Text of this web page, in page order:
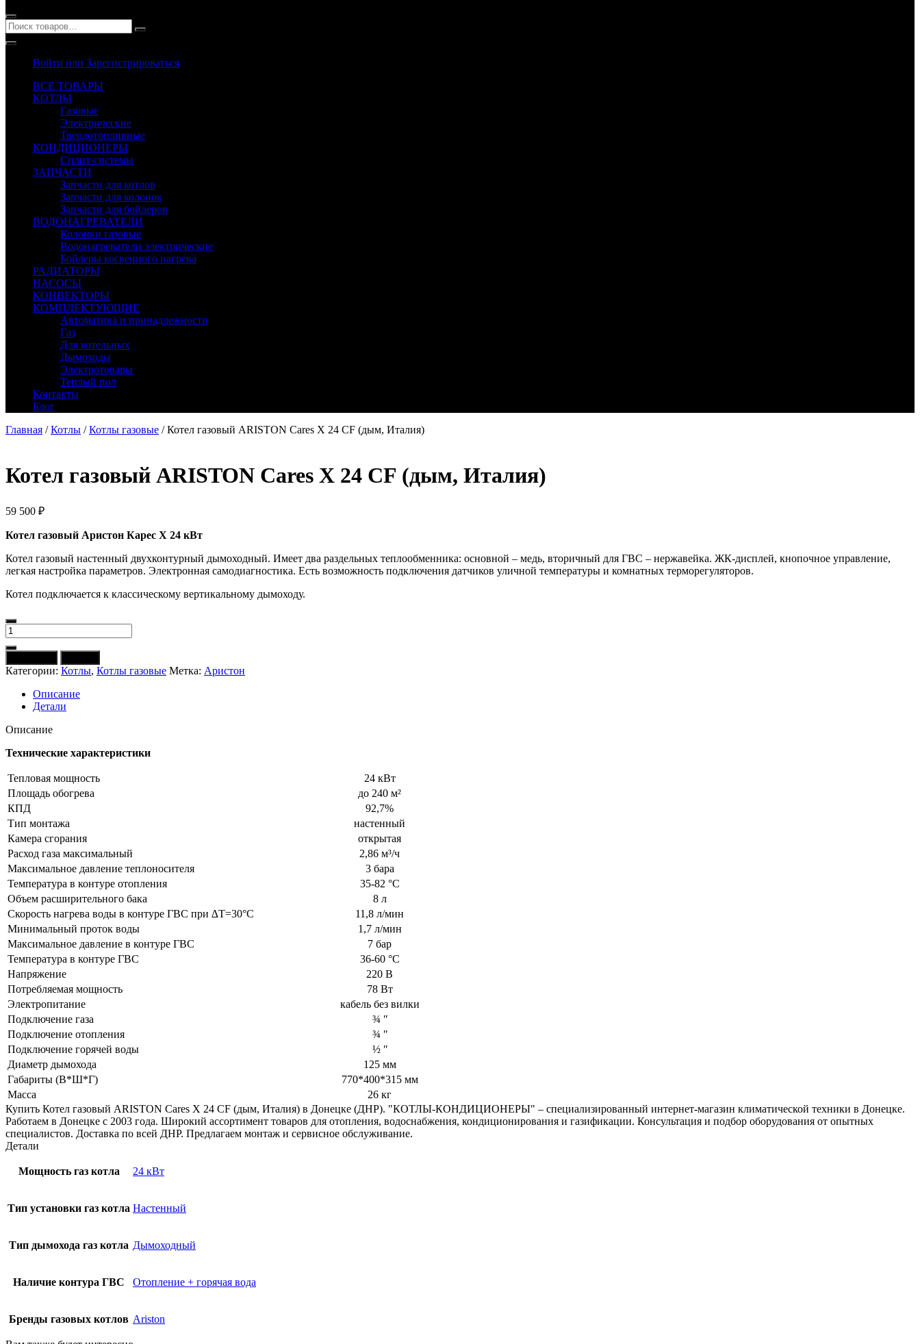
Войти или Зарегистрироваться
ВСЕ ТОВАРЫ
КОТЛЫ
Газовые
Электрические
Твердотопливные
КОНДИЦИОНЕРЫ
Сплит-системы
ЗАПЧАСТИ
Запчасти для котлов
Запчасти для колонок
Запчасти для бойлеров
ВОДОНАГРЕВАТЕЛИ
Колонки газовые
Водонагреватели электрические
Бойлеры косвенного нагрева
РАДИАТОРЫ
НАСОСЫ
КОНВЕКТОРЫ
КОМПЛЕКТУЮЩИЕ
Автоматика и принадлежности
Газ
Для котельных
Дымоходы
Электротовары
Теплый пол
Контакты
Блог
Главная /Котлы /Котлы газовые / Котел газовый ARISTON Cares X 24 CF (дым, Италия)
Котел газовый ARISTON Cares X 24 CF (дым, Италия)
59 500 ₽
Котел газовый Аристон Карес Х 24 кВт
Котел газовый настенный двухконтурный дымоходный. Имеет два раздельных теплообменника: основной – медь, вторичный для ГВС – нержавейка. ЖК-дисплей, кнопочное управление,
легкая настройка параметров. Электронная самодиагностика. Есть возможность подключения датчиков уличной температуры и комнатных терморегуляторов.
Котел подключается к классическому вертикальному дымоходу.
Количество
товара
Котел
газовый
ARISTON
Cares
CF
Италия)
Категории: Котлы, Котлы газовые Метка: Аристон
Описание
Детали
Описание
Технические характеристики
Тепловая мощность
24 кВт
Площадь обогрева
до 240 м²
КПД
92,7%
Тип монтажа
настенный
Камера сгорания
открытая
Расход газа максимальный
2,86 м³/ч
Максимальное давление теплоносителя
3 бара
Температура в контуре отопления
35-82 °С
Объем расширительного бака
8 л
Скорость нагрева воды в контуре ГВС при ∆Т=30°С
11,8 л/мин
Минимальный проток воды
1,7 л/мин
Максимальное давление в контуре ГВС
7 бар
Температура в контуре ГВС
36-60 °С
Напряжение
220 В
Потребляемая мощность
78 Вт
Электропитание
кабель без вилки
Подключение газа
¾ ʺ
Подключение отопления
¾ ʺ
Подключение горячей воды
½ ʺ
Диаметр дымохода
125 мм
Габариты (В*Ш*Г)
770*400*315 мм
Масса
26 кг
Купить Котел газовый ARISTON Cares X 24 CF (дым, Италия) в Донецке (ДНР). "КОТЛЫ-КОНДИЦИОНЕРЫ" – специализированный интернет-магазин климатической техники в Донецке.
Работаем в Донецке с 2003 года. Широкий ассортимент товаров для отопления, водоснабжения, кондиционирования и газификации. Консультация и подбор оборудования от опытных
специалистов. Доставка по всей ДНР. Предлагаем монтаж и сервисное обслуживание.
Детали
Мощность газ котла 24 кВт
Тип установки газ котла Настенный
Тип дымохода газ котла Дымоходный
Наличие контура ГВС Отопление + горячая вода
Бренды газовых котлов Ariston